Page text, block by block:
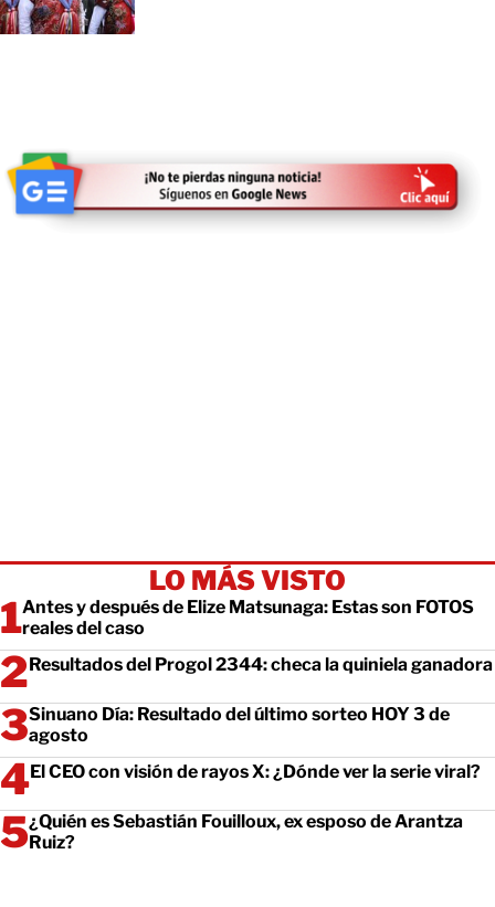
LO MÁS VISTO
Antes y después de Elize Matsunaga: Estas son FOTOS
reales del caso
Resultados del Progol 2344: checa la quiniela ganadora
Sinuano Día: Resultado del último sorteo HOY 3 de
agosto
El CEO con visión de rayos X: ¿Dónde ver la serie viral?
¿Quién es Sebastián Fouilloux, ex esposo de Arantza
Ruiz?